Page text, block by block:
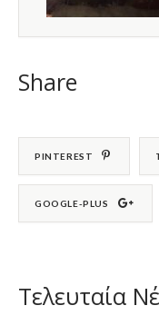
Share
PINTEREST
GOOGLE-PLUS
Τελευταία